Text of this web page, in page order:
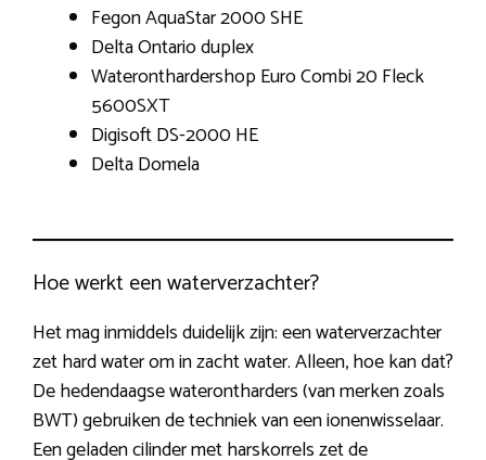
Fegon AquaStar 2000 SHE
Delta Ontario duplex
Wateronthardershop Euro Combi 20 Fleck
5600SXT
Digisoft DS-2000 HE
Delta Domela
Hoe werkt een waterverzachter?
Het mag inmiddels duidelijk zijn: een waterverzachter
zet hard water om in zacht water. Alleen, hoe kan dat?
De hedendaagse waterontharders (van merken zoals
BWT) gebruiken de techniek van een ionenwisselaar.
Een geladen cilinder met harskorrels zet de